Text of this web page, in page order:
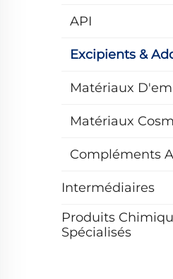
API
Excipients &
Matériaux
Matériaux
Compléments
Intermédiaires
Produits
Spécialisés